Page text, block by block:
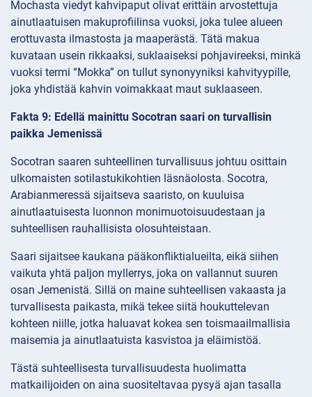
Mochasta viedyt kahvipaput olivat erittäin arvostettuja
ainutlaatuisen makuprofiilinsa vuoksi, joka tulee alueen
erottuvasta ilmastosta ja maaperästä. Tätä makua
kuvataan usein rikkaaksi, suklaaiseksi pohjavireeksi, minkä
vuoksi termi “Mokka” on tullut synonyyniksi kahvityypille,
joka yhdistää kahvin voimakkaat maut suklaaseen.
Fakta 9: Edellä mainittu Socotran saari on turvallisin
paikka Jemenissä
Socotran saaren suhteellinen turvallisuus johtuu osittain
ulkomaisten sotilastukikohtien läsnäolosta. Socotra,
Arabianmeressä sijaitseva saaristo, on kuuluisa
ainutlaatuisesta luonnon monimuotoisuudestaan ja
suhteellisen rauhallisista olosuhteistaan.
Saari sijaitsee kaukana pääkonfliktialueilta, eikä siihen
vaikuta yhtä paljon myllerrys, joka on vallannut suuren
osan Jemenistä. Sillä on maine suhteellisen vakaasta ja
turvallisesta paikasta, mikä tekee siitä houkuttelevan
kohteen niille, jotka haluavat kokea sen toismaailmallisia
maisemia ja ainutlaatuista kasvistoa ja eläimistöä.
Tästä suhteellisesta turvallisuudesta huolimatta
matkailijoiden on aina suositeltavaa pysyä ajan tasalla